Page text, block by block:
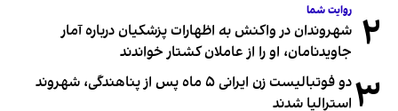
۲ روایت شما
شهروندان در واکنش به اظهارات پزشکیان درباره آمار
جاویدنامان، او را از عاملان کشتار خواندند
۳
دو فوتبالیست زن ایرانی ۵ ماه پس از پناهندگی، شهروند
استرالیا شدند